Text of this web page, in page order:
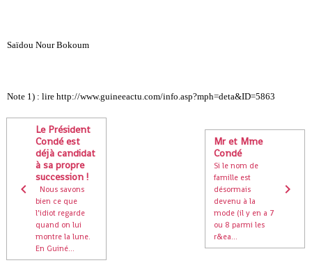
Saïdou Nour Bokoum
Note 1) : lire http://www.guineeactu.com/info.asp?mph=deta&ID=5863
Le Président
Condé est
déjà candidat
à sa propre
succession !
Nous savons
bien ce que
l’idiot regarde
quand on lui
montre la lune.
En Guiné...
Mr et Mme
Condé
Si le nom de
famille est
désormais
devenu à la
mode (il y en a 7
ou 8 parmi les
r&ea...